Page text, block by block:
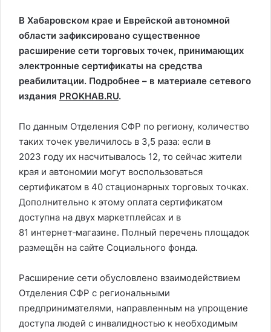
В Хабаровском крае и Еврейской автономной
области зафиксировано существенное
расширение сети торговых точек, принимающих
электронные сертификаты на средства
реабилитации. Подробнее – в материале сетевого
издания PROKHAB.RU.
По данным Отделения СФР по региону, количество
таких точек увеличилось в 3,5 раза: если в
2023 году их насчитывалось 12, то сейчас жители
края и автономии могут воспользоваться
сертификатом в 40 стационарных торговых точках.
Дополнительно к этому оплата сертификатом
доступна на двух маркетплейсах и в
81 интернет‑магазине. Полный перечень площадок
размещён на сайте Социального фонда.
Расширение сети обусловлено взаимодействием
Отделения СФР с региональными
предпринимателями, направленным на упрощение
доступа людей с инвалидностью к необходимым